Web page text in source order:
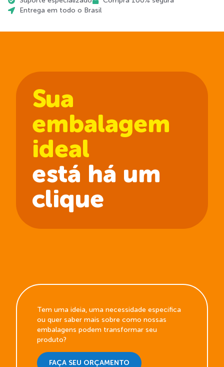
Entrega em todo o Brasil
Sua
embalagem
ideal
está há um
clique
Tem uma ideia, uma necessidade específica
ou quer saber mais sobre como nossas
embalagens podem transformar seu
produto?
FAÇA SEU ORÇAMENTO